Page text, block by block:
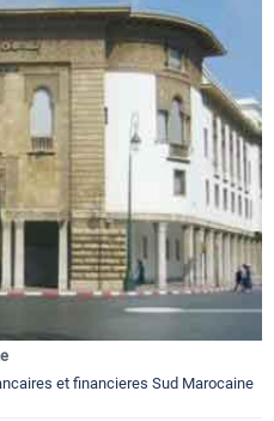
et financieres Sud Marocaine